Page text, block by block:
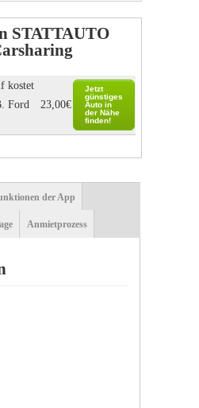
STATTAUTO
kostet
Ford
23,00€
Jetzt
günstiges
Auto in
der Nähe
finden!
der App
Anmietprozess